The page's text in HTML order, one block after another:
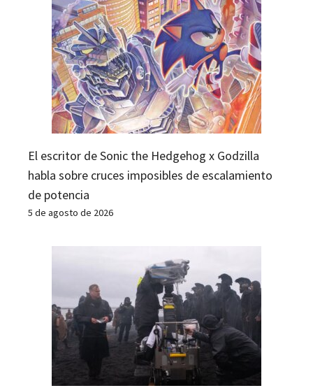
El escritor de Sonic the Hedgehog x Godzilla
habla sobre cruces imposibles de escalamiento
de potencia
5 de agosto de 2026